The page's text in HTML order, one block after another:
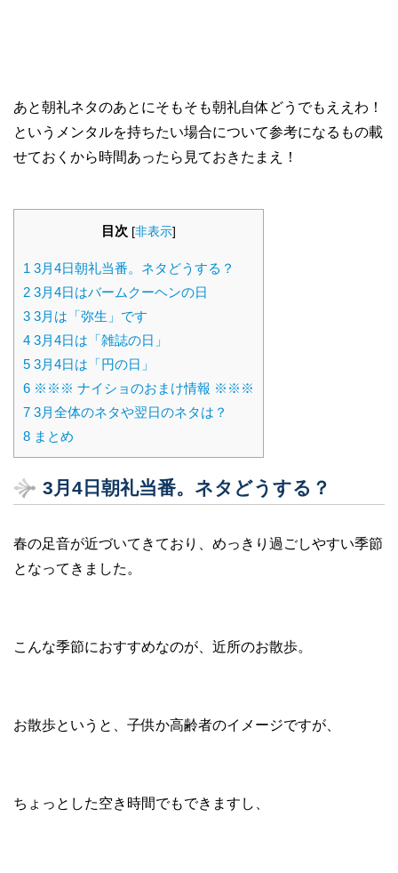
あと朝礼ネタのあとにそもそも朝礼自体どうでもええわ！
というメンタルを持ちたい場合について参考になるもの載
せておくから時間あったら見ておきたまえ！
目次 [非表示]
1 3月4日朝礼当番。ネタどうする？
2 3月4日はバームクーヘンの日
3 3月は「弥生」です
4 3月4日は「雑誌の日」
5 3月4日は「円の日」
6 ※※※ ナイショのおまけ情報 ※※※
7 3月全体のネタや翌日のネタは？
8 まとめ
3月4日朝礼当番。ネタどうする？
春の足音が近づいてきており、めっきり過ごしやすい季節
となってきました。
こんな季節におすすめなのが、近所のお散歩。
お散歩というと、子供か高齢者のイメージですが、
ちょっとした空き時間でもできますし、